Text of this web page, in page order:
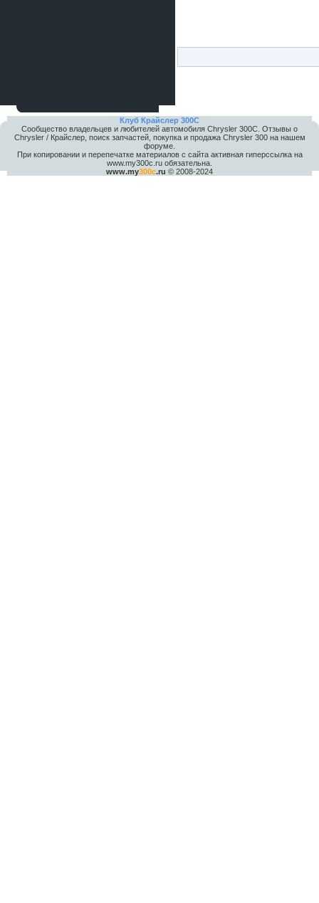
Клуб Крайслер 300C
Сообщество владельцев и любителей автомобиля Chrysler 300С. Отзывы о
Chrysler / Крайслер, поиск запчастей, покупка и продажа Chrysler 300 на нашем
форуме.
При копировании и перепечатке материалов с сайта активная гиперссылка на
www.my300c.ru обязательна.
www.my300c.ru © 2008-2024